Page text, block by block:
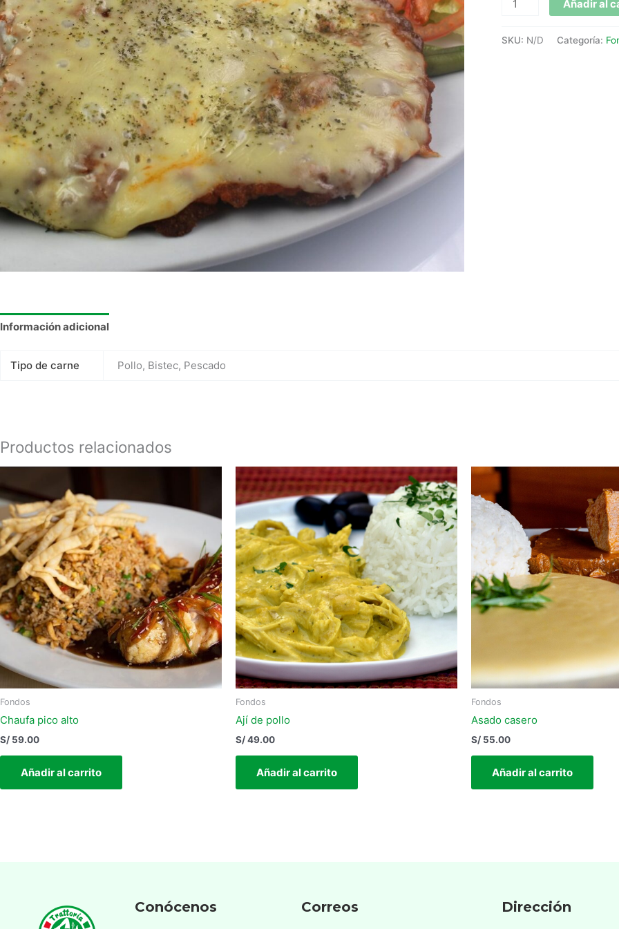
Añadir al
SKU: N/D Categoría:
Información adicional
Tipo de carne Pollo, Bistec, Pescado
Productos relacionados
Fondos
Chaufa pico alto
S/ 59.00
Añadir al carrito
Fondos
Ají de pollo
S/49.00
Añadir al carrito
Fondos
Asado casero
S/ 55.00
Añadir al carrito
Conócenos Correos Dirección